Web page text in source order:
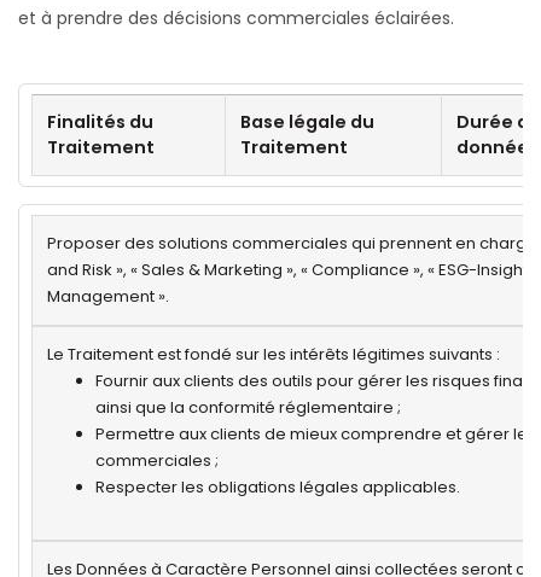
et à prendre des décisions commerciales éclairées.
Finalités du
Traitement
Base légale du
Traitement
Durée
données
Proposer des solutions commerciales qui prennent en charge
and Risk », « Sales & Marketing », « Compliance », « ESG-Insights
Management ».
Le Traitement est fondé sur les intérêts légitimes suivants :
Fournir aux clients des outils pour gérer les risques
ainsi que la conformité réglementaire ;
Permettre aux clients de mieux comprendre et gérer
commerciales ;
Respecter les obligations légales applicables.
Les Données à Caractère Personnel ainsi collectées seront